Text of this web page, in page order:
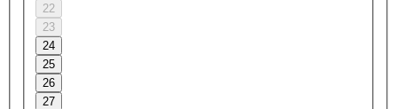
22
23
24
25
26
27